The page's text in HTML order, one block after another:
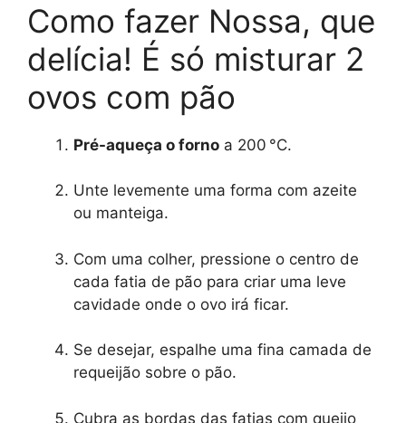
Como fazer Nossa, que
delícia! É só misturar 2
ovos com pão
Pré-aqueça o forno a 200 °C.
Unte levemente uma forma com azeite
ou manteiga.
Com uma colher, pressione o centro de
cada fatia de pão para criar uma leve
cavidade onde o ovo irá ficar.
Se desejar, espalhe uma fina camada de
requeijão sobre o pão.
Cubra as bordas das fatias com queijo